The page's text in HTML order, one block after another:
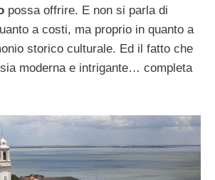
possa offrire. E non si parla di
a costi, ma proprio in quanto a
storico culturale. Ed il fatto che
moderna e intrigante… completa